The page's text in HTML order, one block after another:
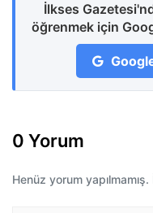
İlkses
öğrenmek için
0 Yorum
Henüz yorum